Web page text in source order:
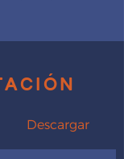
Descargar